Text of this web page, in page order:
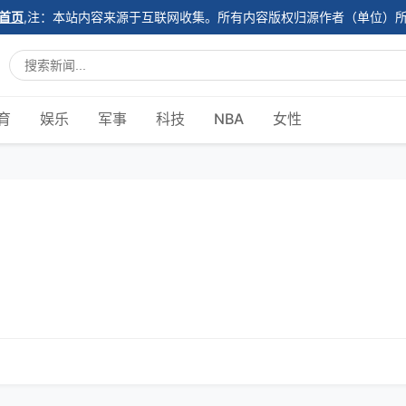
页,注：本站内容来源于互联网收集。所有内容版权归源作者（单位）所
娱乐 军事 科技 NBA 女性